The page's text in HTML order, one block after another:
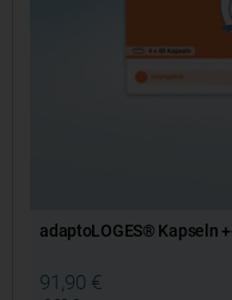
adaptoLOGES® Kapseln
91,90 €